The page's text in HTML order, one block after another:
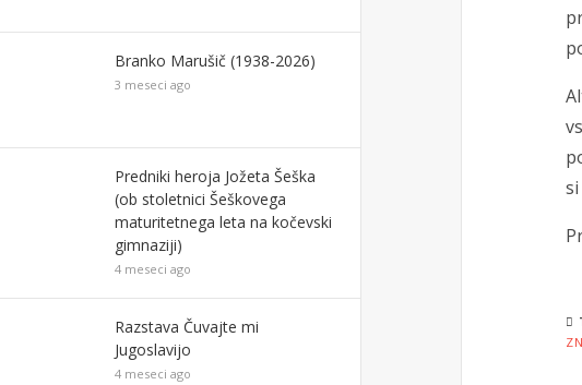
Branko Marušič (1938-2026)
3 meseci ago
Predniki heroja Jožeta Šeška
(ob stoletnici Šeškovega
maturitetnega leta na kočevski
gimnaziji)
4 meseci ago
Razstava Čuvajte mi
Jugoslavijo
4 meseci ago